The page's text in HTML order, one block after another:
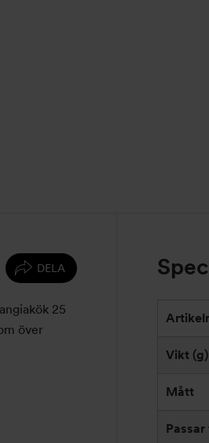
DELA
25
över
Vikt (g)
Mått
Passar